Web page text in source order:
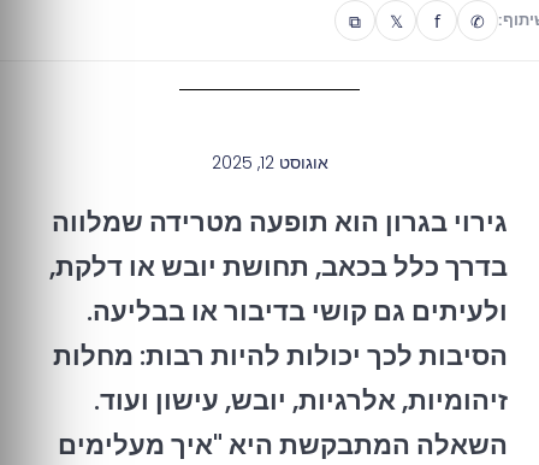
✆
f
𝕏
⧉
אוגוסט 12, 2025
גירוי בגרון הוא תופעה מטרידה שמלווה
בדרך כלל בכאב, תחושת יובש או דלקת,
ולעיתים גם קושי בדיבור או בבליעה.
הסיבות לכך יכולות להיות רבות: מחלות
זיהומיות, אלרגיות, יובש, עישון ועוד.
השאלה המתבקשת היא "איך מעלימים